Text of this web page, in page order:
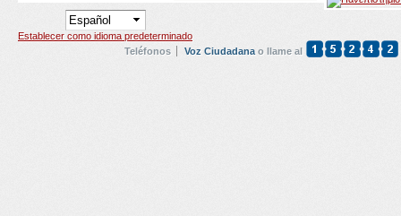
Establecer como idioma predeterminado
Teléfonos
Voz Ciudadanao llame al